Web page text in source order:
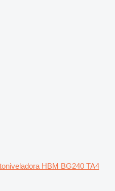
HBM BG240 TA4